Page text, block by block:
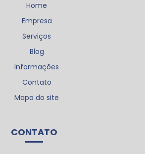
Home
Empresa
Serviços
Blog
Informações
Contato
Mapa do site
CONTATO